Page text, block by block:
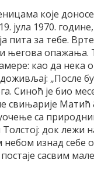
које
јула 1970.
пита за тебе.
његова опажања.
као да нека
„После
Синоћ је био
свињарије Матић
са
док лежи
изнад себе
сасвим